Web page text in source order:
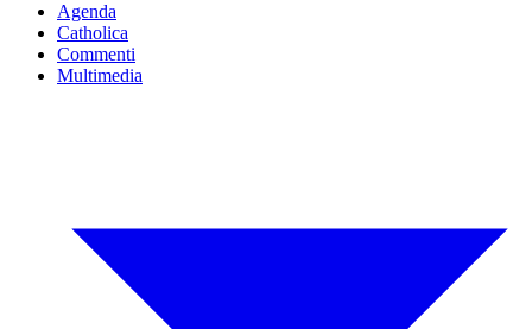
Agenda
Catholica
Commenti
Multimedia